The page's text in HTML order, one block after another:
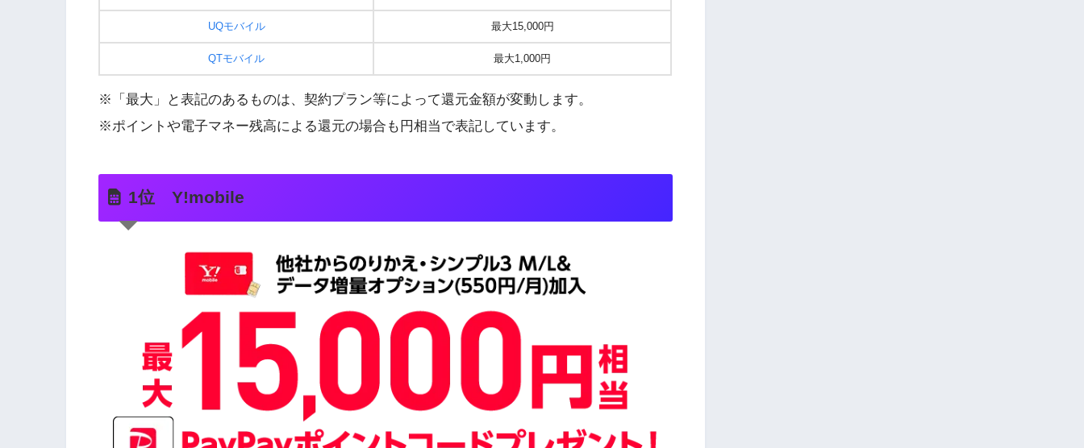
UQモバイル 最大15,000円
QTモバイル 最大1,000円
※「最大」と表記のあるものは、契約プラン等によって還元金額が変動します。
※ポイントや電子マネー残高による還元の場合も円相当で表記しています。
1位 Y!mobile